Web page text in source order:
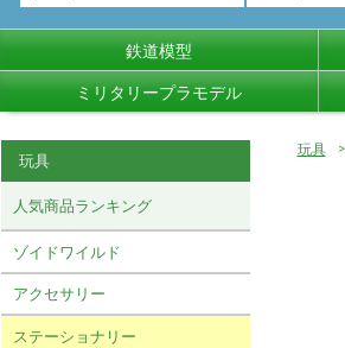
鉄道模型
ミリタリープラモデル
玩具
玩具
人気商品ランキング
ゾイドワイルド
アクセサリー
ステーショナリー